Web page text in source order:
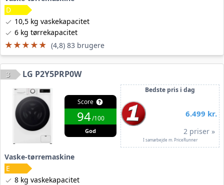
10,5 kg vaskekapacitet
6 kg tørrekapacitet
★★★★★
★★★★★ (4,8) 83 brugere
3 LG P2Y5PRP0W
Score
94/100
God
Bedste pris i dag
6.499 kr.
2 priser »
I samarbejde m. PriceRunner
Vaske-tørremaskine
8 kg vaskekapacitet